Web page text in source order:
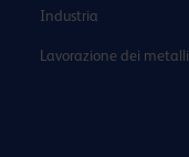
Industria
Lavorazione dei metalli